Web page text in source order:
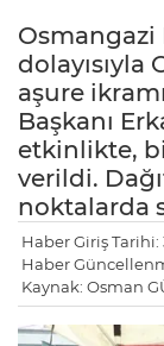
Osmangazi
dolayısıyla
aşure
Başkanı
etkinlikte,
verildi.
noktalarda
Haber Giriş Tarihi:
Haber
Kaynak: Osman